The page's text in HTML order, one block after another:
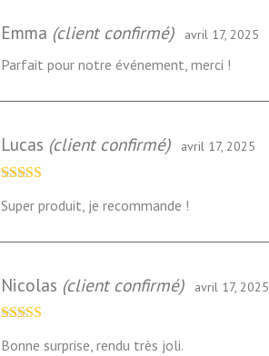
Emma (client confirmé) avril 17, 2025
Parfait pour notre événement, merci !
Lucas (client confirmé) avril 17, 2025
Super produit, je recommande !
Nicolas (client confirmé) avril 17, 2025
Bonne surprise, rendu très joli.